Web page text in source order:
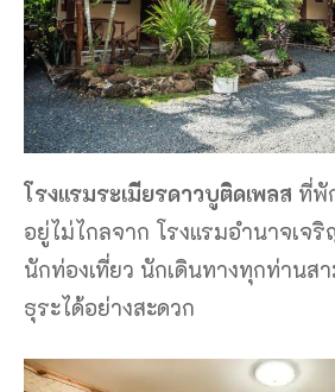
โรงแรมระเมียรดาวบูติดเพลส ที่พั
อยู่ไม่ไกลจาก โรงแรมอำนาจเจ
นักท่องเที่ยว นักเดินทางทุกท่านส
ธุระได้อย่างสะดวก